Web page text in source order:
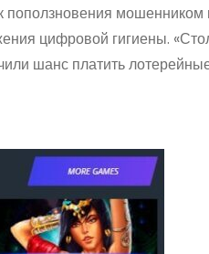
цифровой гигиены.
шанс платить